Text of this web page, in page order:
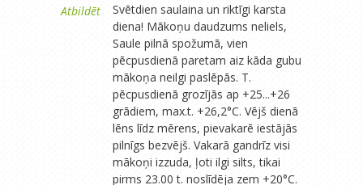
Atbildēt
Svētdien saulaina un riktīgi karsta
diena! Mākoņu daudzums neliels,
Saule pilnā spožumā, vien
pēcpusdienā paretam aiz kāda gubu
mākoņa neilgi paslēpās. T.
pēcpusdienā grozījās ap +25...+26
grādiem, max.t. +26,2°C. Vējš dienā
lēns līdz mērens, pievakarē iestājās
pilnīgs bezvējš. Vakarā gandrīz visi
mākoņi izzuda, ļoti ilgi silts, tikai
pirms 23.00 t. noslīdēja zem +20°C.